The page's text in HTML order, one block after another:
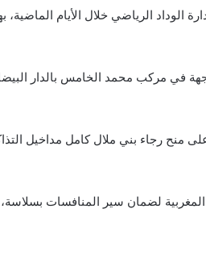
الرياضي خلال الأيام
في مركب محمد الخامس بالدار
منح رجاء بني ملال كامل مداخيل
المغربية لضمان سير المنافسات